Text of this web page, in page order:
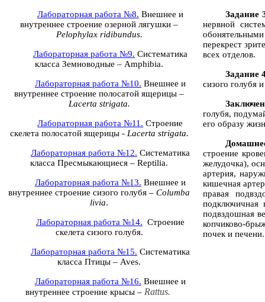
Лабораторная работа №8. Внешнее и
внутреннее строение озерной лягушки –
Pelophylax ridibundus.
Лабораторная работа №9. Систематика
класса Земноводные – Amphibia.
Лабораторная работа №10. Внешнее и
внутреннее строение полосатой ящерицы –
Lacerta strigata.
Лабораторная работа №11. Строение
скелета полосатой ящерицы - Lacerta strigata.
Лабораторная работа №12. Систематика
класса Пресмыкающиеся – Reptilia.
Лабораторная работа №13. Внешнее и
внутреннее строение сизого голубя – Columba
livia.
Лабораторная работа №14. Строение
скелета сизого голубя.
Лабораторная работа №15. Систематика
класса Птицы – Aves.
Лабораторная работа №16. Внешнее и
внутреннее строение крысы – Rattus.
Задание
нервной
перекрест
всех отделов.
Задание
сизого голубя
голубя,
его образу
строение
желудочка),
артерия,
кишечная
правая
подключичная
подвздошная
копчиково-
почек и